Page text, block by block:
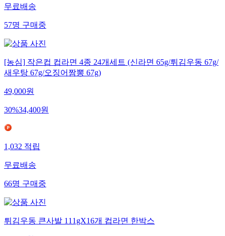
무료배송
57명구매중
[농심] 작은컵 컵라면 4종 24개세트 (신라면 65g/튀김우동 67g/
새우탕 67g/오징어짬뽕 67g)
49,000원
30%34,400원
1,032적립
무료배송
66명구매중
튀김우동 큰사발 111gX16개 컵라면 한박스